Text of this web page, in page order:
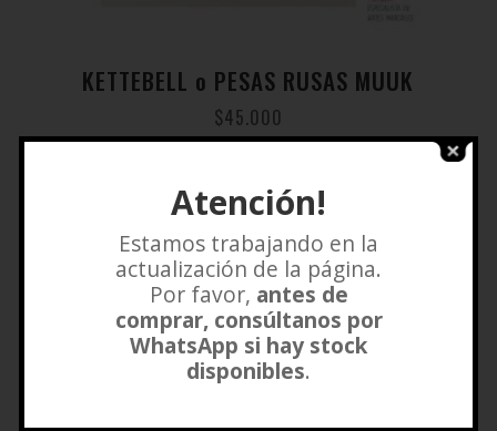
KETTEBELL o PESAS RUSAS MUUK
$45.000
Atención!
Estamos trabajando en la
actualización de la página.
Por favor, antes de
comprar, consúltanos por
WhatsApp si hay stock
disponibles.